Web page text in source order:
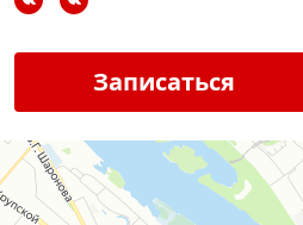
Записаться